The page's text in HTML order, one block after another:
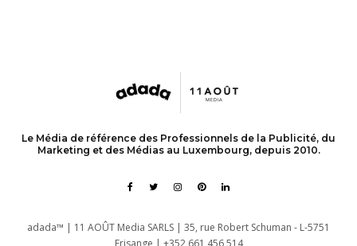
Le Média de référence des Professionnels de la Publicité, du
Marketing et des Médias au Luxembourg, depuis 2010.
adada™ | 11 AOÛT Media SARLS | 35, rue Robert Schuman - L-5751